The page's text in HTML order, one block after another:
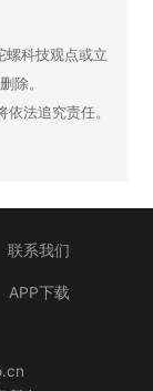
螺科技观点或立
除。
法追究责任。
联系我们
APP下载